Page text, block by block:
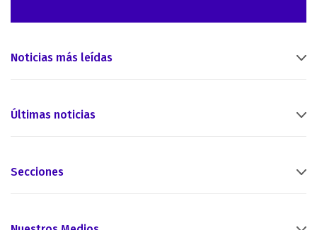
Noticias más leídas
Últimas noticias
Secciones